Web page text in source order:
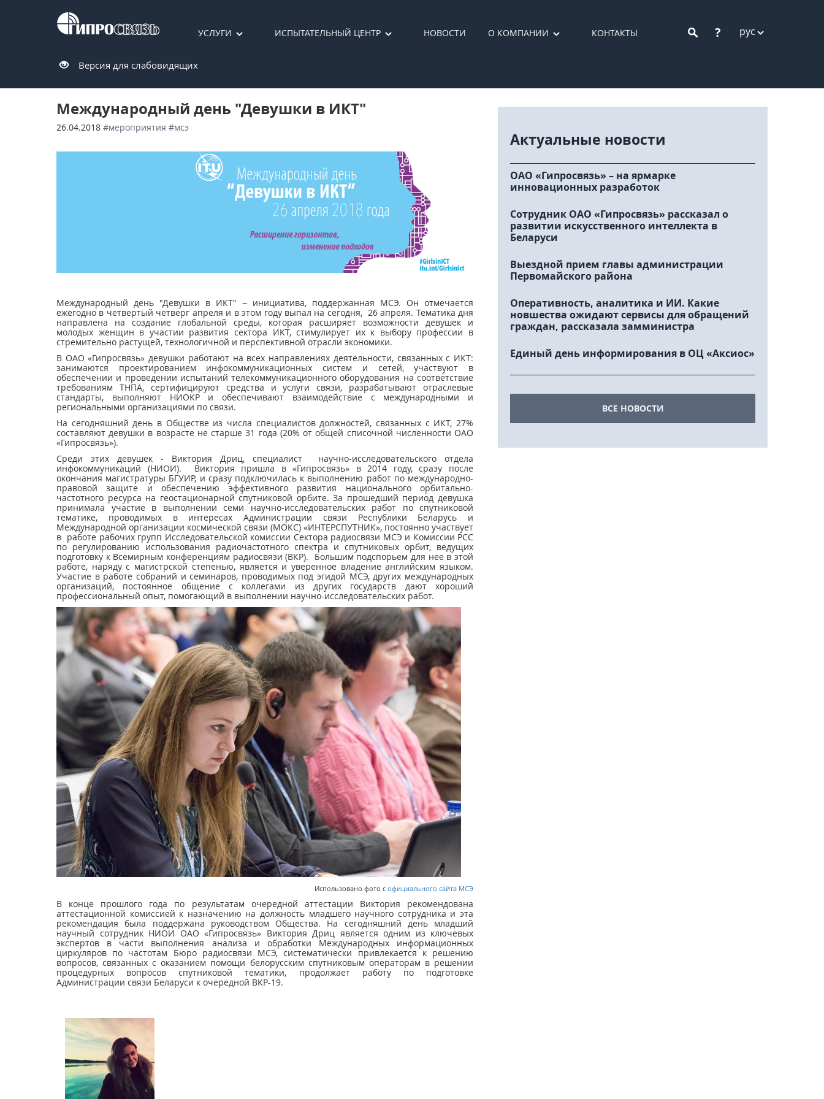
УСЛУГИ ИСПЫТАТЕЛЬНЫЙ ЦЕНТР НОВОСТИ О КОМПАНИИ КОНТАКТЫ ? рус
Версия для слабовидящих
Международный день "Девушки в ИКТ"
26.04.2018 #мероприятия #мсэ
Международный день "Девушки в ИКТ" − инициатива, поддержанная МСЭ. Он отмечается
ежегодно в четвертый четверг апреля и в этом году выпал на сегодня, 26 апреля. Тематика дня
направлена на создание глобальной среды, которая расширяет возможности девушек и
молодых женщин в участии развития сектора ИКТ, стимулирует их к выбору профессии в
стремительно растущей, технологичной и перспективной отрасли экономики.
В ОАО «Гипросвязь» девушки работают на всех направлениях деятельности, связанных с ИКТ:
занимаются проектированием инфокоммуникационных систем и сетей, участвуют в
обеспечении и проведении испытаний телекоммуникационного оборудования на соответствие
требованиям ТНПА, сертифицируют средства и услуги связи, разрабатывают отраслевые
стандарты, выполняют НИОКР и обеспечивают взаимодействие с международными и
региональными организациями по связи.
На сегодняшний день в Обществе из числа специалистов должностей, связанных с ИКТ, 27%
составляют девушки в возрасте не старше 31 года (20% от общей списочной численности ОАО
«Гипросвязь»).
Среди этих девушек - Виктория Дриц, специалист научно-исследовательского отдела
инфокоммуникаций (НИОИ). Виктория пришла в «Гипросвязь» в 2014 году, сразу после
окончания магистратуры БГУИР, и сразу подключилась к выполнению работ по международно-
правовой защите и обеспечению эффективного развития национального орбитально-
частотного ресурса на геостационарной спутниковой орбите. За прошедший период девушка
принимала участие в выполнении семи научно-исследовательских работ по спутниковой
тематике, проводимых в интересах Администрации связи Республики Беларусь и
Международной организации космической связи (МОКС) «ИНТЕРСПУТНИК», постоянно участвует
в работе рабочих групп Исследовательской комиссии Сектора радиосвязи МСЭ и Комиссии РСС
по регулированию использования радиочастотного спектра и спутниковых орбит, ведущих
подготовку к Всемирным конференциям радиосвязи (ВКР). Большим подспорьем для нее в этой
работе, наряду с магистрской степенью, является и уверенное владение английским языком.
Участие в работе собраний и семинаров, проводимых под эгидой МСЭ, других международных
организаций, постоянное общение с коллегами из других государств дают хороший
профессиональный опыт, помогающий в выполнении научно-исследовательских работ.
Использовано фото с официального сайта МСЭ
В конце прошлого года по результатам очередной аттестации Виктория рекомендована
аттестационной комиссией к назначению на должность младшего научного сотрудника и эта
рекомендация была поддержана руководством Общества. На сегодняшний день младший
научный сотрудник НИОИ ОАО «Гипросвязь» Виктория Дриц является одним из ключевых
экспертов в части выполнения анализа и обработки Международных информационных
циркуляров по частотам Бюро радиосвязи МСЭ, систематически привлекается к решению
вопросов, связанных с оказанием помощи белорусским спутниковым операторам в решении
процедурных вопросов спутниковой тематики, продолжает работу по подготовке
Администрации связи Беларуси к очередной ВКР-19.
Актуальные новости
ОАО «Гипросвязь» – на ярмарке
инновационных разработок
Сотрудник ОАО «Гипросвязь» рассказал о
развитии искусственного интеллекта в
Беларуси
Выездной прием главы администрации
Первомайского района
Оперативность, аналитика и ИИ. Какие
новшества ожидают сервисы для обращений
граждан, рассказала замминистра
Единый день информирования в ОЦ «Аксиос»
ВСЕ НОВОСТИ